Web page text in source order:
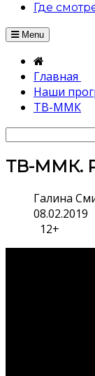
Где
Menu
Главная
Наши
ТВ-ММК
ТВ-ММК.
Галина
08.02.2019
12+